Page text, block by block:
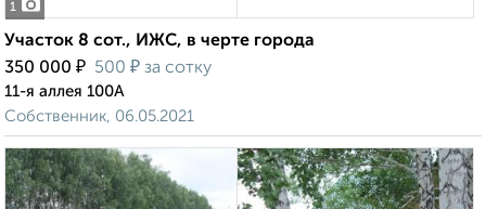
1
Участок 8 сот., ИЖС, в черте города
350 000 ₽ 500 ₽ за сотку
11-я аллея 100А
Собственник, 06.05.2021